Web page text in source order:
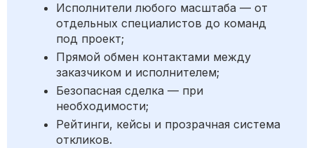
Исполнители любого масштаба — от
отдельных специалистов до команд
под проект;
Прямой обмен контактами между
заказчиком и исполнителем;
Безопасная сделка — при
необходимости;
Рейтинги, кейсы и прозрачная система
откликов.